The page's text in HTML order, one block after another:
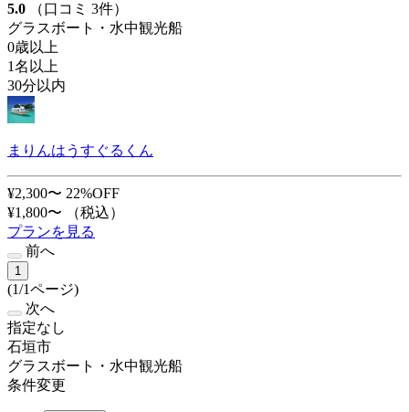
5.0
（口コミ 3件）
グラスボート・水中観光船
0歳以上
1名以上
30分以内
まりんはうすぐるくん
¥2,300〜 22%OFF
¥1,800〜
（税込）
プランを見る
前へ
1
(1/1ページ)
次へ
指定なし
石垣市
グラスボート・水中観光船
条件変更